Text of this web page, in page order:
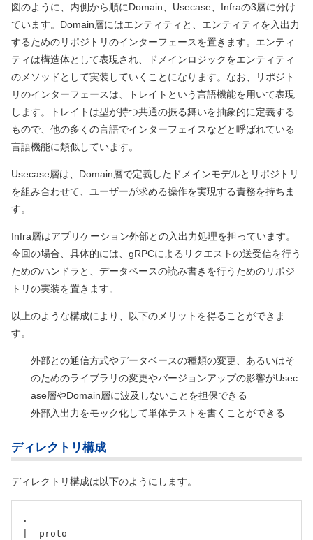
図のように、内側から順にDomain、Usecase、Infraの3層に分け
ています。Domain層にはエンティティと、エンティティを入出力
するためのリポジトリのインターフェースを置きます。エンティ
ティは構造体として表現され、ドメインロジックをエンティティ
のメソッドとして実装していくことになります。なお、リポジト
リのインターフェースは、トレイトという言語機能を用いて表現
します。トレイトは型が持つ共通の振る舞いを抽象的に定義する
もので、他の多くの言語でインターフェイスなどと呼ばれている
言語機能に類似しています。
Usecase層は、Domain層で定義したドメインモデルとリポジトリ
を組み合わせて、ユーザーが求める操作を実現する責務を持ちま
す。
Infra層はアプリケーション外部との入出力処理を担っています。
今回の場合、具体的には、gRPCによるリクエストの送受信を行う
ためのハンドラと、データベースの読み書きを行うためのリポジ
トリの実装を置きます。
以上のような構成により、以下のメリットを得ることができま
す。
外部との通信方式やデータベースの種類の変更、あるいはそ
のためのライブラリの変更やバージョンアップの影響がUsec
ase層やDomain層に波及しないことを担保できる
外部入出力をモック化して単体テストを書くことができる
ディレクトリ構成
ディレクトリ構成は以下のようにします。
.
|- proto